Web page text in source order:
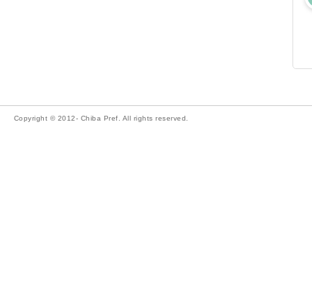
Copyright © 2012- Chiba Pref. All rights reserved.